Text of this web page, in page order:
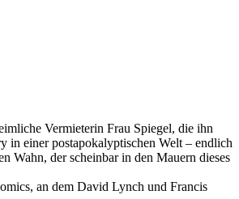
Vermieterin Frau Spiegel, die ihn
in einer postapokalyptischen Welt – endlich
Wahn, der scheinbar in den Mauern dieses
an dem David Lynch und Francis